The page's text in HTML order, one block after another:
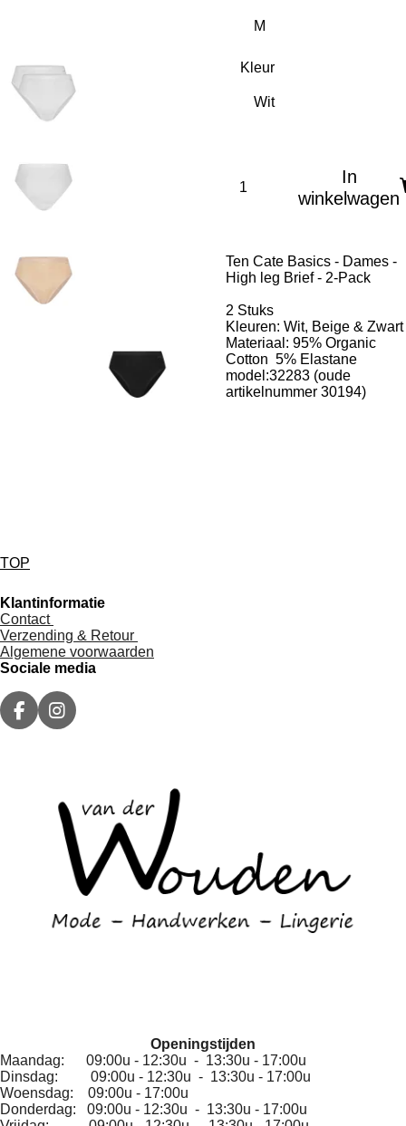
Kleur
In
winkelwagen
Ten Cate Basics - Dames -
High leg Brief - 2-Pack
2 Stuks
Kleuren: Wit, Beige & Zwart
Materiaal: 95% Organic
Cotton 5% Elastane
model:32283 (oude
artikelnummer 30194)
TOP
Klantinformatie
Contact
Verzending & Retour
Algemene voorwaarden
Sociale media
F
a
I
n
g
r
a
m
Openingstijden
Maandag: 09:00u - 12:30u - 13:30u - 17:00u
Dinsdag: 09:00u - 12:30u - 13:30u - 17:00u
Woensdag: 09:00u - 17:00u
Donderdag: 09:00u - 12:30u - 13:30u - 17:00u